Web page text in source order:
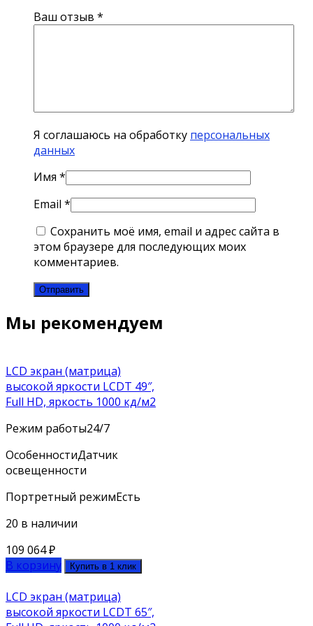
Ваш отзыв *
Я соглашаюсь на обработку персональных
данных
Имя *
Email *
Сохранить моё имя, email и адрес сайта в
этом браузере для последующих моих
комментариев.
Мы рекомендуем
LCD экран (матрица)
высокой яркости LCDT 49″,
Full HD, яркость 1000 кд/м2
Режим работы24/7
ОсобенностиДатчик
освещенности
Портретный режимЕсть
20 в наличии
109 064₽
В корзину
Купить в 1 клик
LCD экран (матрица)
высокой яркости LCDT 65″,